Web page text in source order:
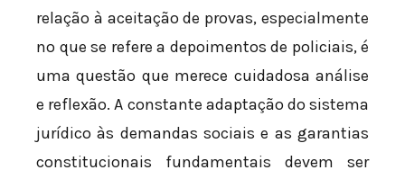
relação à aceitação de provas, especialmente
no que se refere a depoimentos de policiais, é
uma questão que merece cuidadosa análise
e reflexão. A constante adaptação do sistema
jurídico às demandas sociais e as garantias
constitucionais fundamentais devem ser